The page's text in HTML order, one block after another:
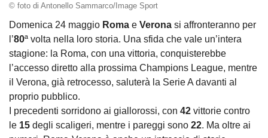
© foto di Antonello Sammarco/Image Sport
Domenica 24 maggio Roma e Verona si affronteranno per
l’80ª volta nella loro storia. Una sfida che vale un’intera
stagione: la Roma, con una vittoria, conquisterebbe
l’accesso diretto alla prossima Champions League, mentre
il Verona, già retrocesso, saluterà la Serie A davanti al
proprio pubblico.
I precedenti sorridono ai giallorossi, con 42 vittorie contro
le 15 degli scaligeri, mentre i pareggi sono 22. Ma oltre ai